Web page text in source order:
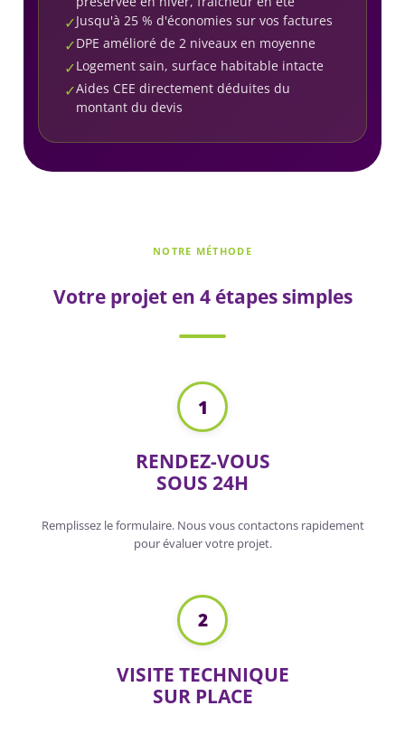
✓Jusqu'à 25 % d'économies sur vos factures
✓DPE amélioré de 2 niveaux en moyenne
✓Logement sain, surface habitable intacte
✓Aides CEE directement déduites du
montant du devis
NOTRE MÉTHODE
Votre projet en 4 étapes simples
1
RENDEZ-VOUS
SOUS 24H
Remplissez le formulaire. Nous vous contactons rapidement
pour évaluer votre projet.
2
VISITE TECHNIQUE
SUR PLACE